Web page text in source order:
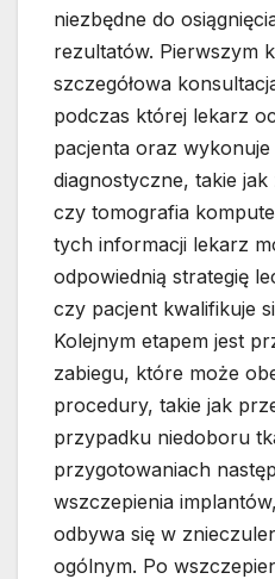
niezbędne do
rezultatów. Pierwszym
szczegółowa
podczas której lekarz
pacjenta oraz
diagnostyczne, takie
czy tomografia
tych informacji lekarz
odpowiednią strategię
czy pacjent kwalifikuje
Kolejnym etapem jest
zabiegu, które może
procedury, takie jak
przypadku niedoboru
przygotowaniach
wszczepienia
odbywa się w
ogólnym. Po